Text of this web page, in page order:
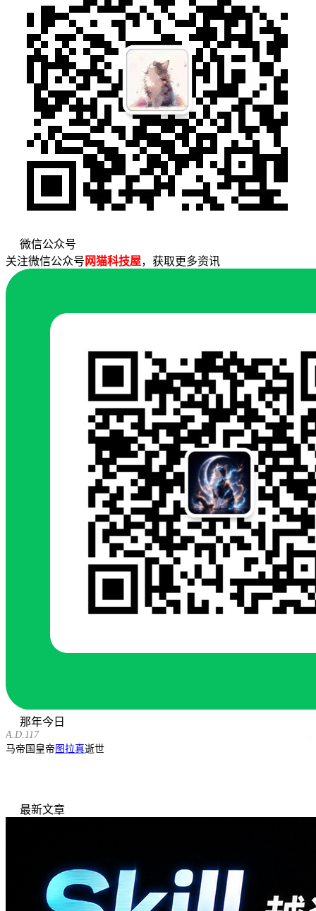
微信公众号
关注微信公众号 网猫科技屋，获取更多资讯
那年今日
A.D.117
马帝国皇帝 图拉真逝世
最新文章